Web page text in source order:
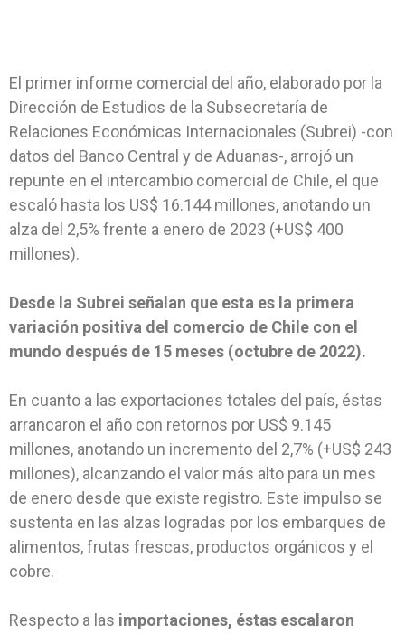
El primer informe comercial del año, elaborado por la
Dirección de Estudios de la Subsecretaría de
Relaciones Económicas Internacionales (Subrei) -con
datos del Banco Central y de Aduanas-, arrojó un
repunte en el intercambio comercial de Chile, el que
escaló hasta los US$ 16.144 millones, anotando un
alza del 2,5% frente a enero de 2023 (+US$ 400
millones).
Desde la Subrei señalan que esta es la primera
variación positiva del comercio de Chile con el
mundo después de 15 meses (octubre de 2022).
En cuanto a las exportaciones totales del país, éstas
arrancaron el año con retornos por US$ 9.145
millones, anotando un incremento del 2,7% (+US$ 243
millones), alcanzando el valor más alto para un mes
de enero desde que existe registro. Este impulso se
sustenta en las alzas logradas por los embarques de
alimentos, frutas frescas, productos orgánicos y el
cobre.
Respecto a las importaciones, éstas escalaron